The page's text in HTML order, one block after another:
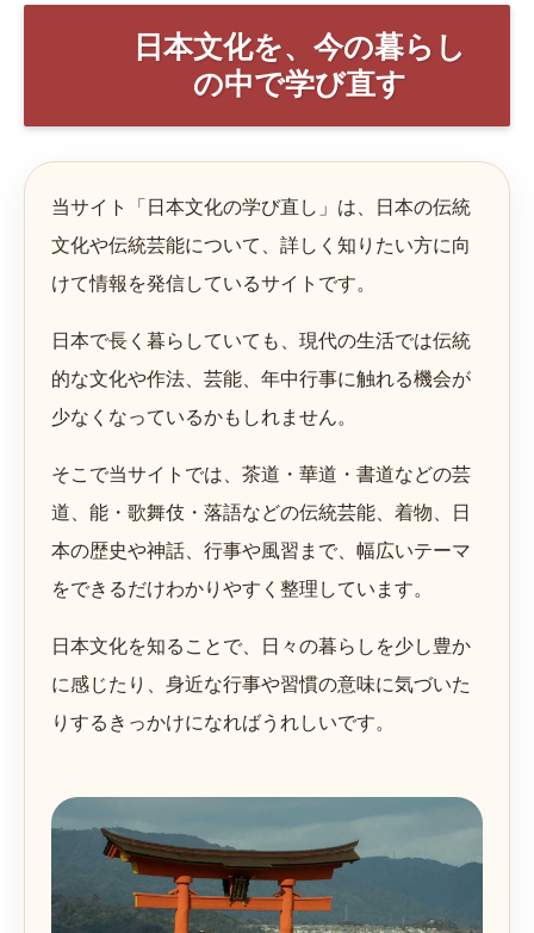
日本文化を、今の暮らし
の中で学び直す
当サイト「日本文化の学び直し」は、日本の伝統
文化や伝統芸能について、詳しく知りたい方に向
けて情報を発信しているサイトです。
日本で長く暮らしていても、現代の生活では伝統
的な文化や作法、芸能、年中行事に触れる機会が
少なくなっているかもしれません。
そこで当サイトでは、茶道・華道・書道などの芸
道、能・歌舞伎・落語などの伝統芸能、着物、日
本の歴史や神話、行事や風習まで、幅広いテーマ
をできるだけわかりやすく整理しています。
日本文化を知ることで、日々の暮らしを少し豊か
に感じたり、身近な行事や習慣の意味に気づいた
りするきっかけになればうれしいです。